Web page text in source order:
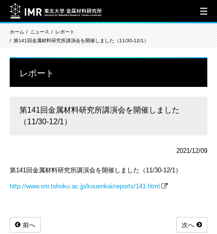
ホーム ニュース
レポート
第141回金属材料研究所講演会を開催しました（11/30-12/1）
レポート
第141回金属材料研究所講演会を開催しました
（11/30-12/1）
2021/12/09
第141回金属材料研究所講演会を開催しました（11/30-12/1）
http://www.imr.tohoku.ac.jp/kouenkai/reports/141.html
前へ 次へ